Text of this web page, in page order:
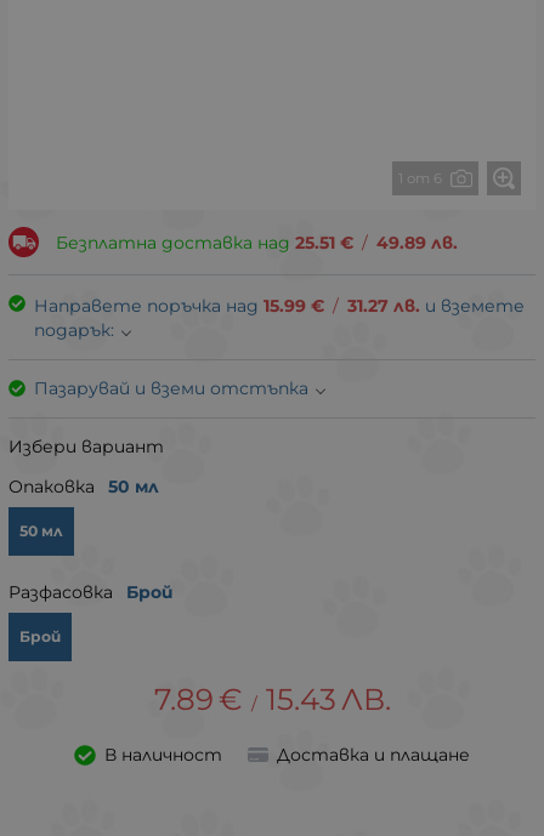
1 от 6
Безплатна доставка над 25.51 € / 49.89 лв.
Направете поръчка над 15.99 € / 31.27 лв. и вземете
подарък:
Пазарувай и вземи отстъпка
Избери вариант
Опаковка
50 мл
50 мл
Разфасовка Брой
Брой
7.89 € / 15.43 ЛВ.
В наличност Доставка и плащане